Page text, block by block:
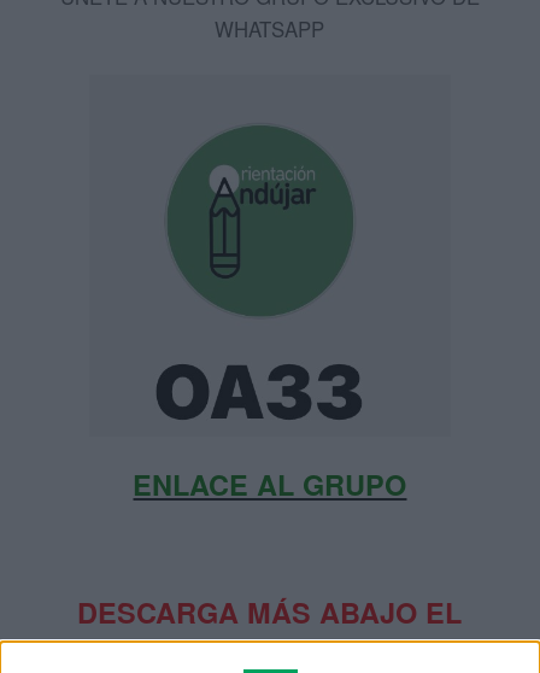
WHATSAPP
ENLACE AL GRUPO
DESCARGA MÁS ABAJO EL
RECURSO EN PDF